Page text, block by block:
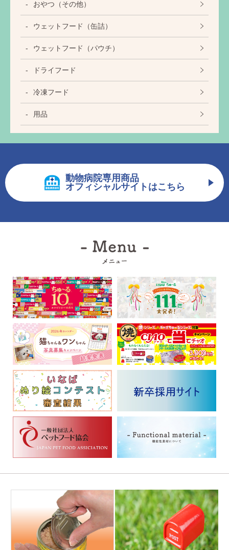
おやつ（その他）
ウェットフード（缶詰）
ウェットフード（パウチ）
ドライフード
冷凍フード
用品
動物病院専用商品
オフィシャルサイトはこちら